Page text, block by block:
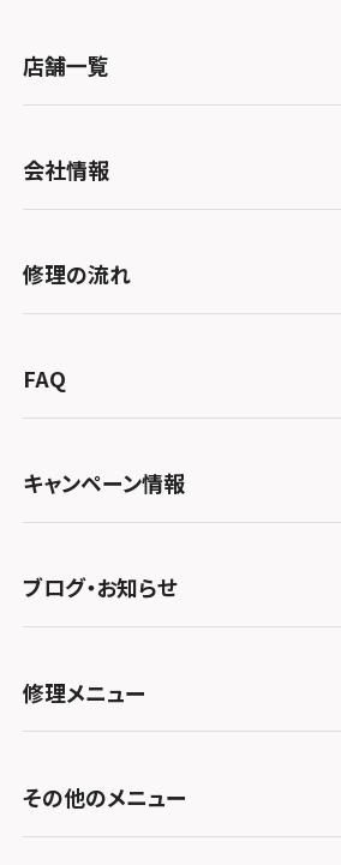
店舗一覧
北海道・東北
スマホスピタル大丸札幌
関東
スマホスピタル宇都宮
スマホスピタル 高崎
スマホスピタル鴻巣
スマホスピタル テルル三芳
スマホスピタル 熊谷
スマホスピタル ゲオデジタル
スマホスピタル埼玉大宮
スマホスピタル テルル蒲生
スマホスピタル テルル新越谷
スマホスピタル テルル草加花栗
スマホスピタル テルル東川口
北陸・甲信越
スマホスピタルアル・プラザ小松
スマホスピタル 北陸総合修理
スマホスピタル 長野
東海
スマホスピタル岐阜
スマホスピタル 浜松
スマホスピタル静岡パルコ
スマホスピタル 藤枝
スマホスピタル名古屋駅前
スマホスピタル名古屋金山
スマホスピタル 大府
スマホスピタル 西枇杷島
スマホスピタル 尾張旭
関西
スマホスピタル 大阪梅田
スマホスピタル by デジホ 梅田
スマホスピタル京橋
スマホスピタル難波
スマホスピタルイオンタウン茨
中国・四国
スマホスピタル岡山駅前
スマホスピタル西条
スマホスピタル by デジホ マー
ち
スマホスピタル福岡天神
スマホスピタル熊本下通
スマホスピタル GODOモバイ
会社情報
会社概要
総務省登録業者
特定商取引法に関する表記
プライバシーポリシー
郵送修理依頼
修理の流れ
郵送修理の流れ
FAQ
キャンペーン情報
キャンペーン一覧
ブログ・お知らせ
お知らせ
修理メニュー
iPhone修理メニュー
その他のメニュー